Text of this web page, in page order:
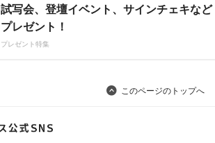
試写会、登壇イベント、サインチェキなど
プレゼント！
プレゼント特集
このページのトップへ